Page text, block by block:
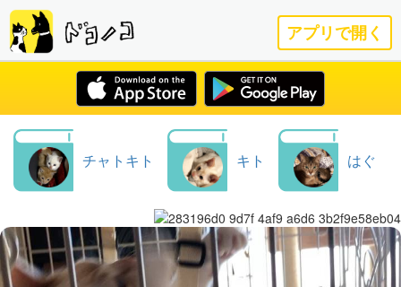
アプリで開く
チャトキト キト はぐ